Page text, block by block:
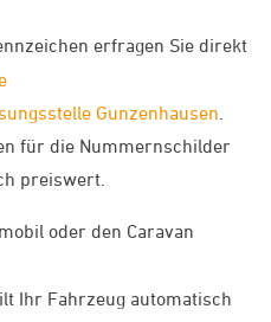
erfragen Sie direkt
Gunzenhausen
für die Nummernschilder
preiswert.
oder den Caravan
Ihr Fahrzeug automatisch